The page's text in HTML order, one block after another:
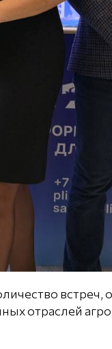
встреч,
отраслей